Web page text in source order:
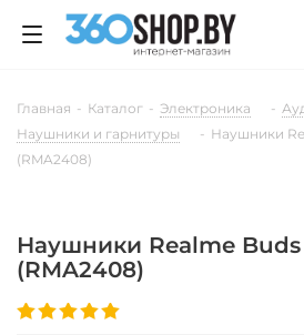
Главная - Каталог - Электроника -
Наушники и гарнитуры
- Наушники
(RMA2408)
Наушники Realme
(RMA2408)